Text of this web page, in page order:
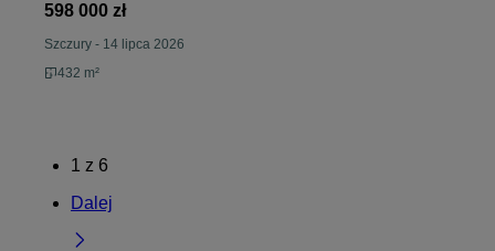
598 000 zł
Szczury - 14 lipca 2026
432 m²
1 z 6
Dalej